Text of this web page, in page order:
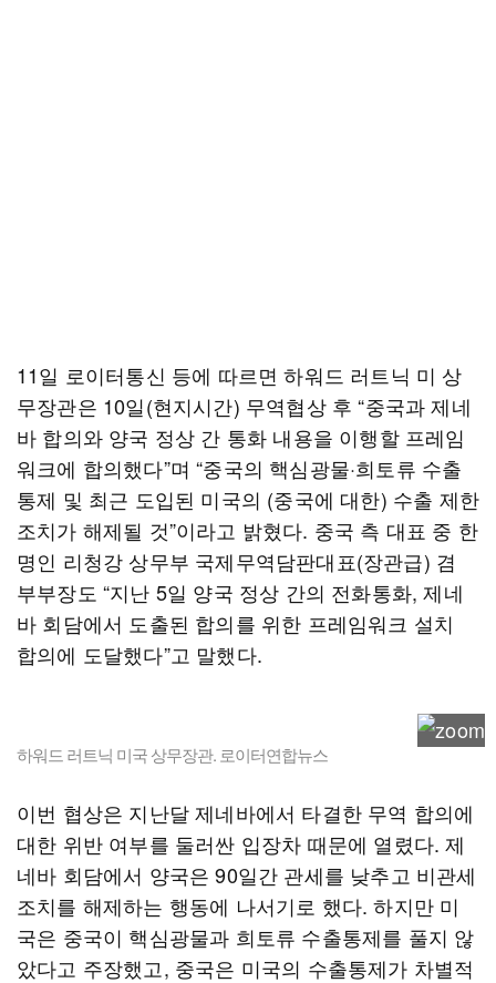
11일 로이터통신 등에 따르면 하워드 러트닉 미 상
무장관은 10일(현지시간) 무역협상 후 “중국과 제네
바 합의와 양국 정상 간 통화 내용을 이행할 프레임
워크에 합의했다”며 “중국의 핵심광물·희토류 수출
통제 및 최근 도입된 미국의 (중국에 대한) 수출 제한
조치가 해제될 것”이라고 밝혔다. 중국 측 대표 중 한
명인 리청강 상무부 국제무역담판대표(장관급) 겸
부부장도 “지난 5일 양국 정상 간의 전화통화, 제네
바 회담에서 도출된 합의를 위한 프레임워크 설치
합의에 도달했다”고 말했다.
하워드 러트닉 미국 상무장관. 로이터연합뉴스
이번 협상은 지난달 제네바에서 타결한 무역 합의에
대한 위반 여부를 둘러싼 입장차 때문에 열렸다. 제
네바 회담에서 양국은 90일간 관세를 낮추고 비관세
조치를 해제하는 행동에 나서기로 했다. 하지만 미
국은 중국이 핵심광물과 희토류 수출통제를 풀지 않
았다고 주장했고, 중국은 미국의 수출통제가 차별적